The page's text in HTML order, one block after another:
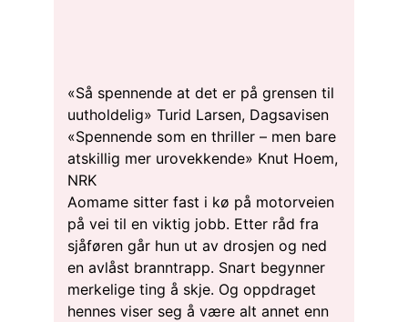
«Så spennende at det er på grensen til
uutholdelig» Turid Larsen, Dagsavisen
«Spennende som en thriller – men bare
atskillig mer urovekkende» Knut Hoem,
NRK
Aomame sitter fast i kø på motorveien
på vei til en viktig jobb. Etter råd fra
sjåføren går hun ut av drosjen og ned
en avlåst branntrapp. Snart begynner
merkelige ting å skje. Og oppdraget
hennes viser seg å være alt annet enn